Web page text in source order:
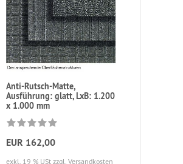
Anti-Rutsch-Matte,
Ausführung: glatt, LxB: 1.200
x 1.000 mm
EUR 162,00
exkl. 19 % USt zzgl. Versandkosten